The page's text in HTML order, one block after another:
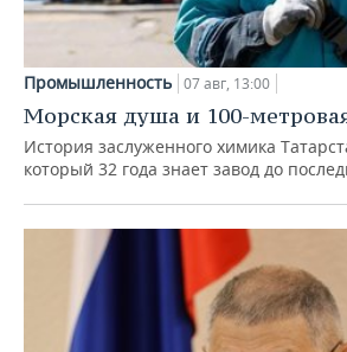
Промышленность 07 авг, 13:00
Морская душа и 100-
История заслуженного химика
который 32 года знает завод до